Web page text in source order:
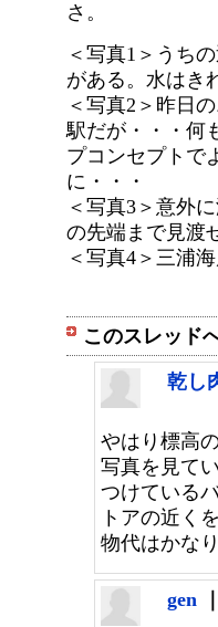
さ。
＜写真1＞うち
がある。水はき
＜写真2＞昨日
駅だが・・・何
プコンセプトで
に・・・
＜写真3＞意外
の先端まで見渡
＜写真4＞三浦
このスレッド
乾し
やはり標高
写真を見て
つけている
トアの近く
物代はかな
gen